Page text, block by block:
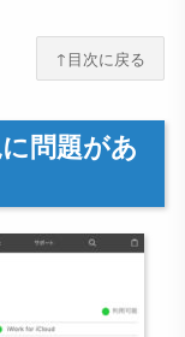
↑目次に戻る
問題があ